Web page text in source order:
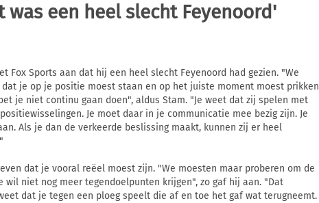
was een heel slecht Feyenoord'
Fox Sports aan dat hij een heel slecht Feyenoord had gezien. "We
dat je op je positie moest staan en op het juiste moment moest prikken
je niet continu gaan doen", aldus Stam. "Je weet dat zij spelen met
Je moet daar in je communicatie mee bezig zijn. Je
Als je dan de verkeerde beslissing maakt, kunnen zij er heel
dat je vooral reëel moest zijn. "We moesten maar proberen om de
wil niet nog meer tegendoelpunten krijgen", zo gaf hij aan. "Dat
dat je tegen een ploeg speelt die af en toe het gaf wat terugneemt.